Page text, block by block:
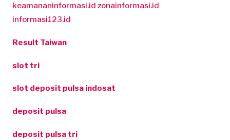
keamananinformasi.id zonainformasi.id
informasi123.id
Result Taiwan
slot tri
slot deposit pulsa indosat
deposit pulsa
deposit pulsa tri